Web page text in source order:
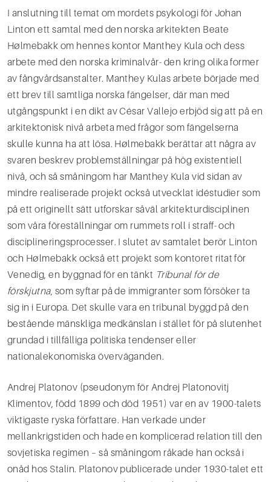
I anslutning till temat om mordets psykologi för Johan
Linton ett samtal med den norska arkitekten Beate
Hølmebakk om hennes kontor Manthey Kula och dess
arbete med den norska kriminalvår- den kring olika former
av fångvårdsanstalter. Manthey Kulas arbete började med
ett brev till samtliga norska fängelser, där man med
utgångspunkt i en dikt av César Vallejo erbjöd sig att på en
arkitektonisk nivå arbeta med frågor som fängelserna
skulle kunna ha att lösa. Hølmebakk berättar att några av
svaren beskrev problemställningar på hög existentiell
nivå, och så småningom har Manthey Kula vid sidan av
mindre realiserade projekt också utvecklat idéstudier som
på ett originellt sätt utforskar såväl arkitekturdisciplinen
som våra föreställningar om rummets roll i straff- och
disciplineringsprocesser. I slutet av samtalet berör Linton
och Hølmebakk också ett projekt som kontoret ritat för
Venedig, en byggnad för en tänkt Tribunal för de
förskjutna, som syftar på de immigranter som försöker ta
sig in i Europa. Det skulle vara en tribunal byggd på den
bestående mänskliga medkänslan i stället för på slutenhet
grundad i tillfälliga politiska tendenser eller
nationalekonomiska överväganden.
Andrej Platonov (pseudonym för Andrej Platonovitj
Klimentov, född 1899 och död 1951) var en av 1900-talets
viktigaste ryska författare. Han verkade under
mellankrigstiden och hade en komplicerad relation till den
sovjetiska regimen – så småningom råkade han också i
onåd hos Stalin. Platonov publicerade under 1930-talet ett